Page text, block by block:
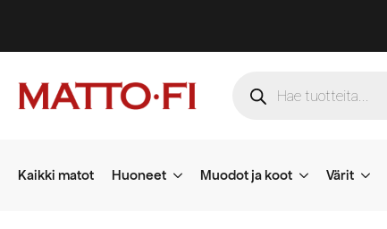
search
Kaikki matot Huoneet Muodot ja koot Värit